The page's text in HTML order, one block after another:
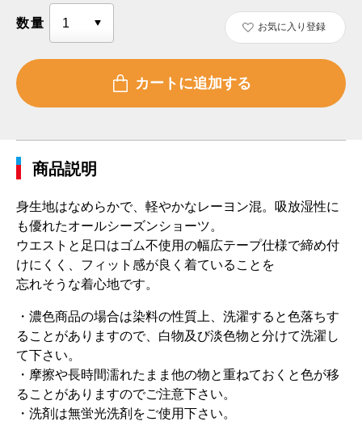
数量 お気に入り登録
商品説明
身生地はなめらかで、軽やかなレーヨン混。吸放湿性に
も優れたオールシーズンショーツ。
ウエストと足口はゴム不使用の幅広テープ仕様で締め付
けにくく、フィット感が良く着ていることを
忘れそうな着心地です。
・濃色商品の場合は染料の性質上、洗濯すると色落ちす
ることがありますので、白物及び淡色物と分けて洗濯し
て下さい。
・摩擦や長時間濡れたまま他の物と重ねておくと色が移
ることがありますのでご注意下さい。
・洗剤は無蛍光洗剤をご使用下さい。